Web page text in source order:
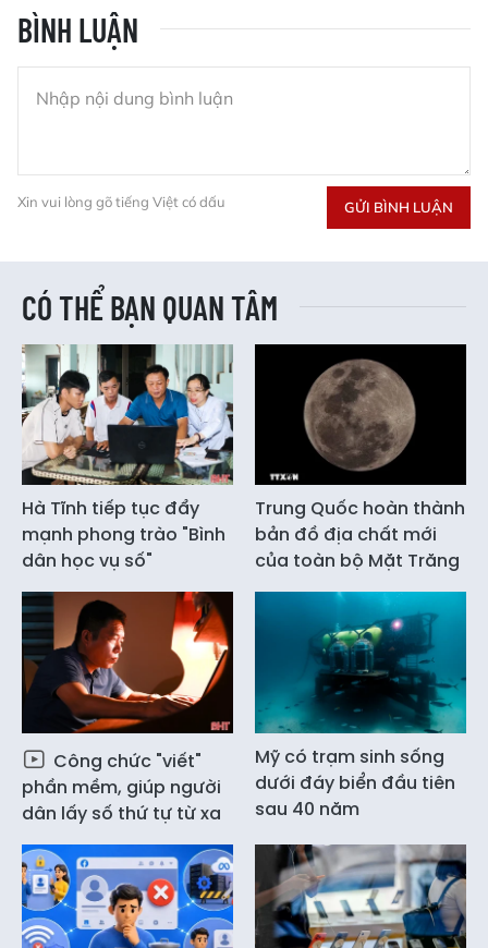
BÌNH LUẬN
Xin vui lòng gõ tiếng Việt có dấu GỬI BÌNH LUẬN
CÓ THỂ BẠN QUAN TÂM
Hà Tĩnh tiếp tục đẩy
mạnh phong trào "Bình
dân học vụ số"
Trung Quốc hoàn thành
bản đồ địa chất mới
của toàn bộ Mặt Trăng
Công chức "viết"
phần mềm, giúp người
dân lấy số thứ tự từ xa
Mỹ có trạm sinh sống
dưới đáy biển đầu tiên
sau 40 năm